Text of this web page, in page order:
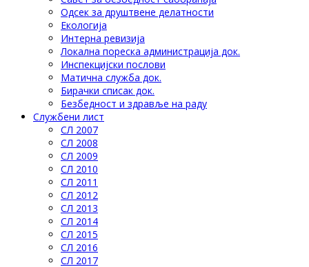
Одсек за друштвене делатности
Eкологија
Интерна ревизија
Локална пореска администрација док.
Инспекцијски послови
Матична служба док.
Бирачки списак док.
Безбедност и здравље на раду
Службени лист
СЛ 2007
СЛ 2008
СЛ 2009
СЛ 2010
СЛ 2011
СЛ 2012
СЛ 2013
СЛ 2014
СЛ 2015
СЛ 2016
СЛ 2017